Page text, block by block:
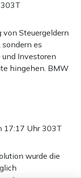
303T
Steuergeldern
es
Investoren
hingehen. BMW
17:17 Uhr303T
wurde die